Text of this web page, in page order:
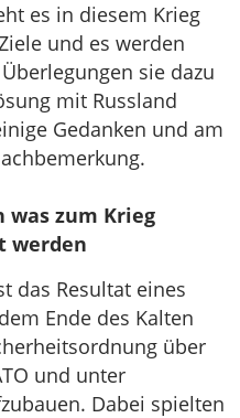
es in diesem Krieg
und es werden
sie dazu
mit Russland
Gedanken und am
was zum Krieg
werden
das Resultat eines
Ende des Kalten
über
und unter
Dabei spielten